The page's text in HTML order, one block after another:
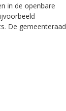
in de openbare
De gemeenteraad